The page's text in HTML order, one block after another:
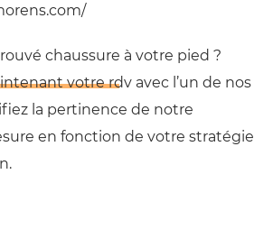
chaussure à votre pied ?
votre rdv avec l’un de nos
la pertinence de notre
en fonction de votre stratégie